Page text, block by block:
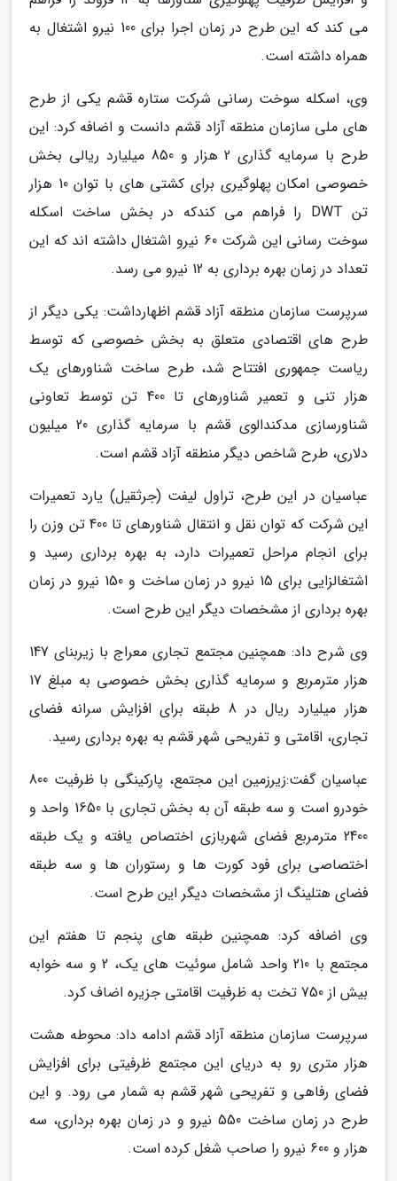
می کند که این طرح در زمان اجرا برای 100 نیرو اشتغال به
همراه داشته است.
وی، اسکله سوخت رسانی شرکت ستاره قشم یکی از طرح
های ملی سازمان منطقه آزاد قشم دانست و اضافه کرد: این
طرح با سرمایه گذاری 2 هزار و 850 میلیارد ریالی بخش
خصوصی امکان پهلوگیری برای کشتی های با توان 10 هزار
تن DWT را فراهم می کندکه در بخش ساخت اسکله
سوخت رسانی این شرکت 60 نیرو اشتغال داشته اند که این
تعداد در زمان بهره برداری به 12 نیرو می رسد.
سرپرست سازمان منطقه آزاد قشم اظهارداشت: یکی دیگر از
طرح های اقتصادی متعلق به بخش خصوصی که توسط
ریاست جمهوری افتتاح شد، طرح ساخت شناورهای یک
هزار تنی و تعمیر شناورهای تا 400 تن توسط تعاونی
شناورسازی مدکندالوی قشم با سرمایه گذاری 20 میلیون
دلاری، طرح شاخص دیگر منطقه آزاد قشم است.
عباسیان در این طرح، تراول لیفت (جرثقیل) یارد تعمیرات
این شرکت که توان نقل و انتقال شناورهای تا 400 تن وزن را
برای انجام مراحل تعمیرات دارد، به بهره برداری رسید و
اشتغالزایی برای 15 نیرو در زمان ساخت و 150 نیرو در زمان
بهره برداری از مشخصات دیگر این طرح است.
وی شرح داد: همچنین مجتمع تجاری معراج با زیربنای 147
هزار مترمربع و سرمایه گذاری بخش خصوصی به مبلغ 17
هزار میلیارد ریال در 8 طبقه برای افزایش سرانه فضای
تجاری، اقامتی و تفریحی شهر قشم به بهره برداری رسید.
عباسیان گفت:زیرزمین این مجتمع، پارکینگی با ظرفیت 800
خودرو است و سه طبقه آن به بخش تجاری با 1650 واحد و
2400 مترمربع فضای شهربازی اختصاص یافته و یک طبقه
اختصاصی برای فود کورت ها و رستوران ها و سه طبقه
فضای هتلینگ از مشخصات دیگر این طرح است.
وی اضافه کرد: همچنین طبقه های پنجم تا هفتم این
مجتمع با 210 واحد شامل سوئیت های یک، 2 و سه خوابه
بیش از 750 تخت به ظرفیت اقامتی جزیره اضاف کرد.
سرپرست سازمان منطقه آزاد قشم ادامه داد: محوطه هشت
هزار متری رو به دریای این مجتمع ظرفیتی برای افزایش
فضای رفاهی و تفریحی شهر قشم به شمار می رود. و این
طرح در زمان ساخت 550 نیرو و در زمان بهره برداری، سه
هزار و 600 نیرو را صاحب شغل کرده است.